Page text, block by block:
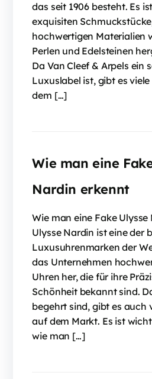
das seit 1906 besteht. Es
exquisiten
hochwertigen Materialien
Perlen und Edelsteinen
Da Van Cleef & Arpels ein
Luxuslabel ist, gibt es
dem […]
Wie man eine
Nardin erkennt
Wie man eine Fake
Ulysse Nardin ist eine der
Luxusuhrenmarken der
das Unternehmen
Uhren her, die für ihre
Schönheit bekannt sind.
begehrt sind, gibt es auch
auf dem Markt. Es ist
wie man […]